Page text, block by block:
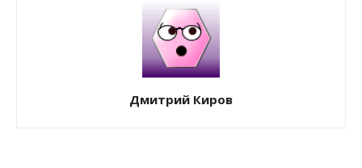
Дмитрий Киров